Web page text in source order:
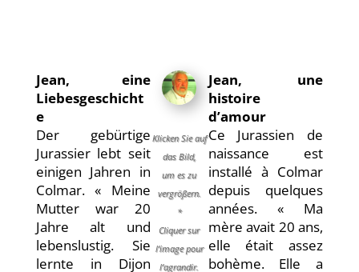
Jean, eine
Liebesgeschicht
e
Der gebürtige
Jurassier lebt seit
einigen Jahren in
Colmar. « Meine
Mutter war 20
Jahre alt und
lebenslustig. Sie
lernte in Dijon
Klicken Sie auf
das Bild,
um es zu
vergrößern.
*
Cliquer sur
l’image pour
l’agrandir.
Jean, une
histoire
d’amour
Ce Jurassien de
naissance est
installé à Colmar
depuis quelques
années. « Ma
mère avait 20 ans,
elle était assez
bohème. Elle a